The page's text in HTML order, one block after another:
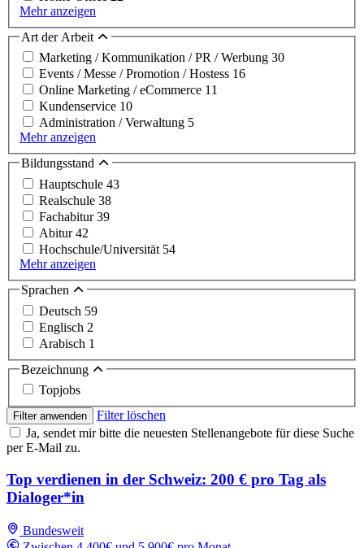
Mehr anzeigen
Art der Arbeit
Marketing / Kommunikation / PR / Werbung 30
Events / Messe / Promotion / Hostess 16
Online Marketing / eCommerce 11
Kundenservice 10
Administration / Verwaltung 5
Mehr anzeigen
Bildungsstand
Hauptschule 43
Realschule 38
Fachabitur39
Abitur42
Hochschule/Universität 54
Mehr anzeigen
Sprachen
Deutsch 59
Englisch 2
Arabisch 1
Bezeichnung
Topjobs
Filter anwenden
Filter löschen
Ja, sendet mir bitte die neuesten Stellenangebote für diese Suche
per E-Mail zu.
Top verdienen in der Schweiz: 200 € pro Tag als
Dialoger*in
Bundesweit